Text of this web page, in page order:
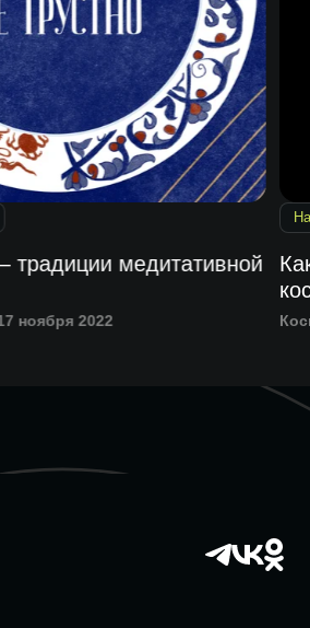
традиции медитативной
ноября 2022